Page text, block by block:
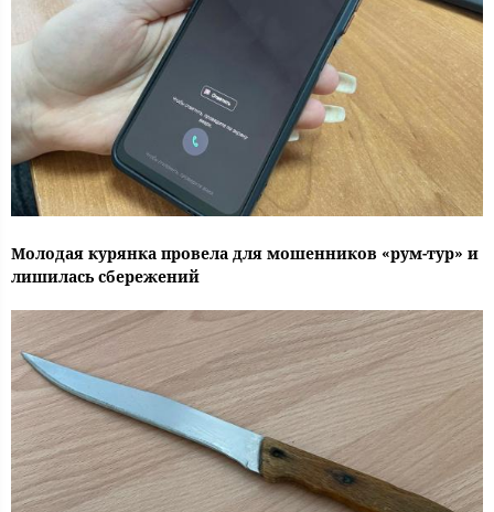
Молодая курянка провела для мошенников «рум-тур» и
лишилась сбережений